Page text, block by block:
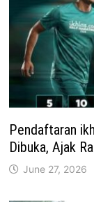
Pendaftaran
Dibuka, Ajak
June 27, 2026